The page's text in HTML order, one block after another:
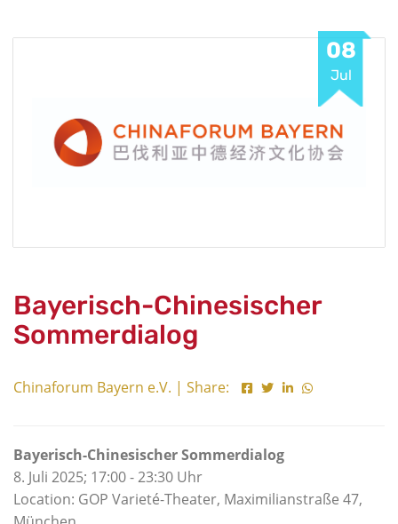
08
Jul
Bayerisch-Chinesischer
Sommerdialog
Chinaforum Bayern e.V. | Share:
Bayerisch-Chinesischer Sommerdialog
8. Juli 2025; 17:00-23:30 Uhr
Location: GOP Varieté-Theater, Maximilianstraße 47,